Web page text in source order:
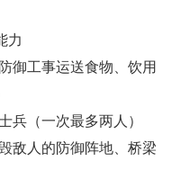
力
御工事运送食物、饮用
兵（一次最多两人）
敌人的防御阵地、桥梁